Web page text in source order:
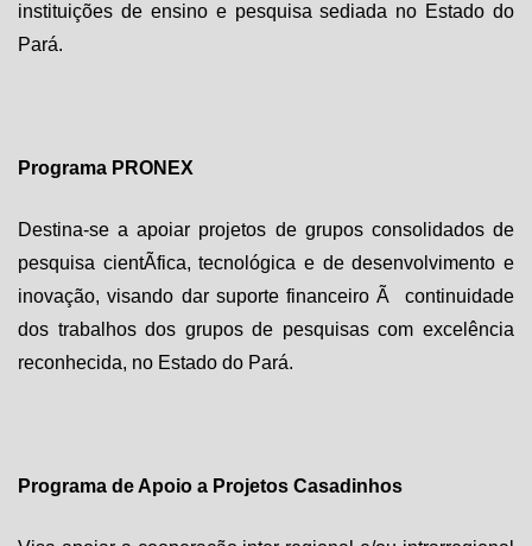
instituições de ensino e pesquisa sediada no Estado do
Pará.
Programa PRONEX
Destina-se a apoiar projetos de grupos consolidados de
pesquisa cientÃ­fica, tecnológica e de desenvolvimento e
inovação, visando dar suporte financeiro Ã continuidade
dos trabalhos dos grupos de pesquisas com excelência
reconhecida, no Estado do Pará.
Programa de Apoio a Projetos Casadinhos